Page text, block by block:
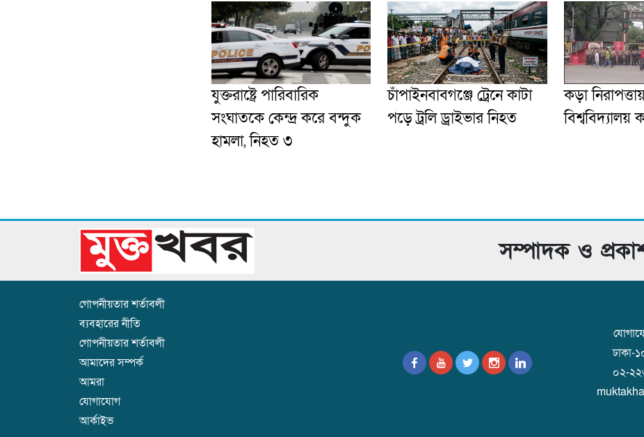
যুক্তরাষ্ট্রে পারিবারিক
সংঘাতকে কেন্দ্র করে বন্দুক
হামলা, নিহত ৩
চাঁপাইনবাবগঞ্জে ট্রেনে কাটা
পড়ে ট্রলি ড্রাইভার নিহত
কড়া
বিশ্ববিদ্যালয়
সম্পাদক ও
গোপনীয়তার শর্তাবলী
ব্যবহারের নীতি
গোপনীয়তার শর্তাবলী
আমাদের সম্পর্ক
আমরা
যোগাযোগ
আর্কাইভ
০২-